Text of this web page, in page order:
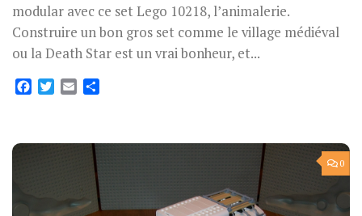
modular avec ce set Lego 10218, l’animalerie.
Construire un bon gros set comme le village médiéval
ou la Death Star est un vrai bonheur, et...
Facebook
Twitter
Email
0